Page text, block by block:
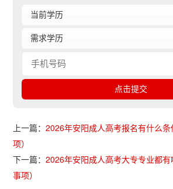
上一篇：2026年安阳成人高考报名有什么
项）
下一篇：2026年安阳成人高考大专专业都
事项）